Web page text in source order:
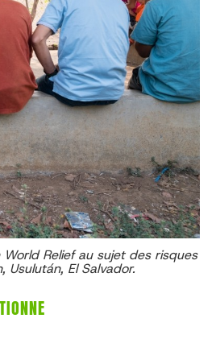
Relief au sujet des risques
El Salvador.